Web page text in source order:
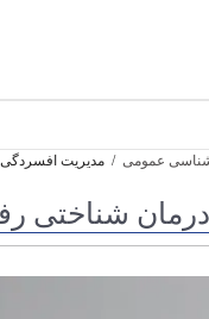
عمومی / مدیریت افسردگی
شناختی